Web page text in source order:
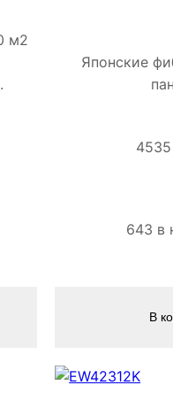
м2
Японские
4535
643 в
В